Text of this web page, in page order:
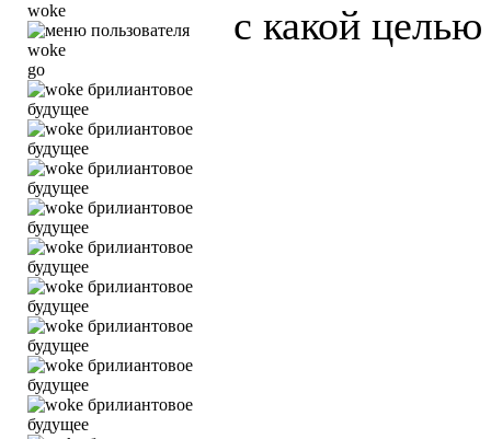
woke
go
с какой